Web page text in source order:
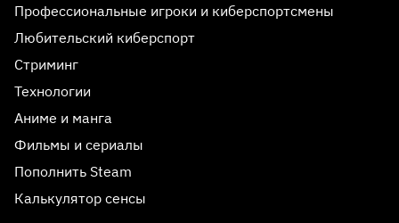
Профессиональные игроки и киберспортсмены
Любительский киберспорт
Стриминг
Технологии
Аниме и манга
Фильмы и сериалы
Пополнить Steam
Калькулятор сенсы